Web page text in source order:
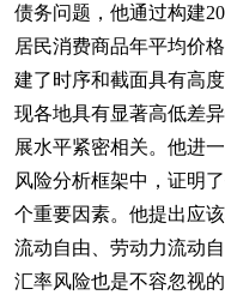
债务问题，他通过构建
居民消费商品年平均价
建了时序和截面具有高
现各地具有显著高低差
展水平紧密相关。他进
风险分析框架中，证明
个重要因素。他提出应
流动自由、劳动力流动
汇率风险也是不容忽视